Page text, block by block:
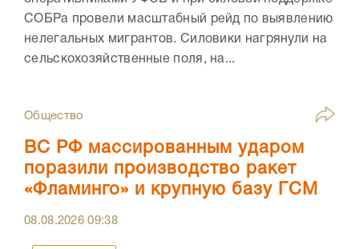
СОБРа провели масштабный рейд по выявлению
нелегальных мигрантов. Силовики нагрянули на
сельскохозяйственные поля, на...
Общество
ВС РФ массированным ударом
поразили производство ракет
«Фламинго» и крупную базу ГСМ
08.08.202609:38